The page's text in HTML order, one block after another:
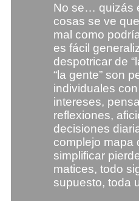
No se… quizás
cosas se ve
mal como
es fácil
despotricar de
“la gente” son
individuales
intereses,
reflexiones,
decisiones
complejo mapa
simplificar
matices, todo
supuesto, toda